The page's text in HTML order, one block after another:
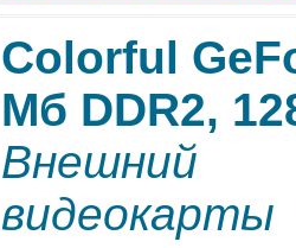
Colorful
Мб DDR2,